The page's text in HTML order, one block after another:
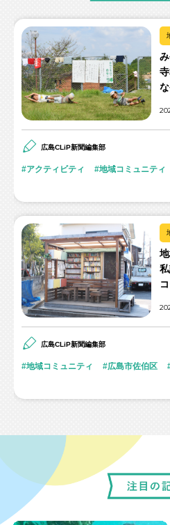
広島CLiP新聞編集部
アクティビティ 地域コミュニティ
広島CLiP新聞編集部
地域コミュニティ 広島市佐伯区